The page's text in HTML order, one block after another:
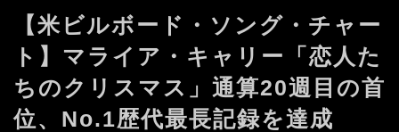
【米ビルボード・ソング・チャー
ト】マライア・キャリー「恋人た
ちのクリスマス」通算20週目の首
位、No.1歴代最長記録を達成